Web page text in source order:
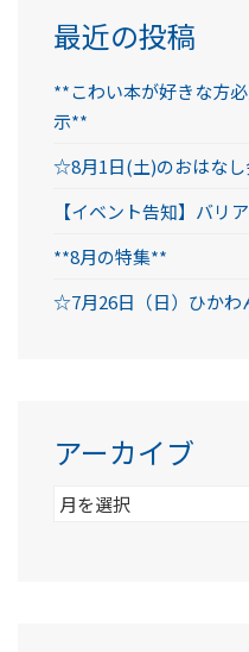
最近の投稿
**こわい本が好きな方
示**
☆8月1日(土)のおはな
【イベント告知】バリ
**8月の特集**
☆7月26日（日）ひか
アーカイブ
ア